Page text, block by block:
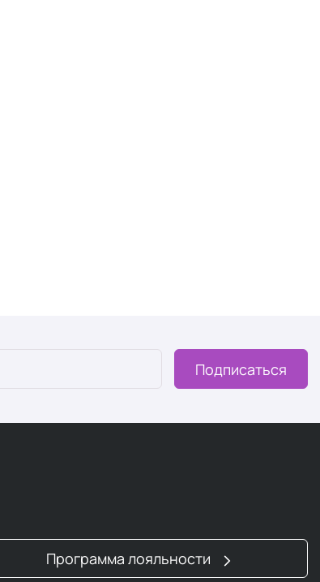
Подписаться
Программа лояльности